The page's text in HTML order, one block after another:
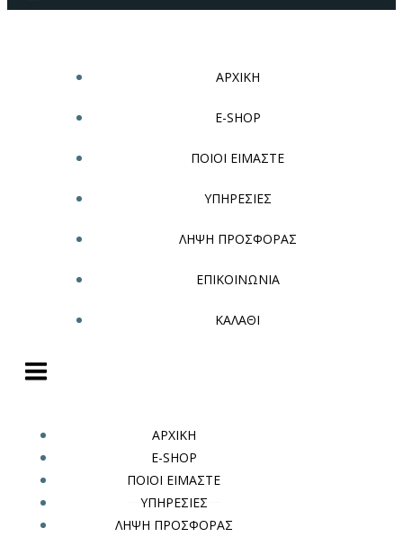
ΑΡΧΙΚΗ
E-SHOP
ΠΟΙΟΙ ΕΙΜΑΣΤΕ
ΥΠΗΡΕΣΙΕΣ
ΛΗΨΗ ΠΡΟΣΦΟΡΑΣ
ΕΠΙΚΟΙΝΩΝΙΑ
ΚΑΛΑΘΙ
ΑΡΧΙΚΗ
E-SHOP
ΠΟΙΟΙ ΕΙΜΑΣΤΕ
ΥΠΗΡΕΣΙΕΣ
ΛΗΨΗ ΠΡΟΣΦΟΡΑΣ